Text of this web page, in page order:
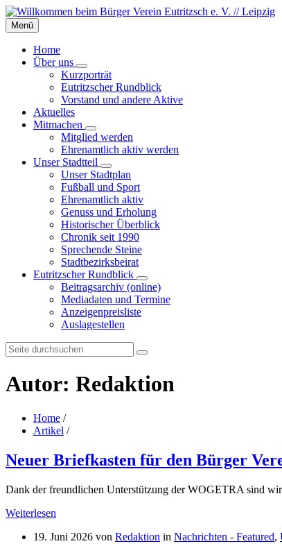
Skip
to
content
Skip
to
left
sidebar
Skip
to
footer
Menü
Home
Über uns
Kurzporträt
Eutritzscher Rundblick
Vorstand und andere Aktive
Aktuelles
Mitmachen
Mitglied werden
Ehrenamtlich aktiv werden
Unser Stadtteil
Unser Stadtplan
Fußball und Sport
Ehrenamtlich aktiv
Genuss und Erholung
Historischer Überblick
Chronik seit 1990
Sprechende Steine
Stadtbezirksbeirat
Eutritzscher Rundblick
Beitragsarchiv (online)
Mediadaten und Termine
Anzeigenpreisliste
Auslagestellen
Search:
Autor: Redaktion
Home /
Artikel /
Neuer Briefkasten für den Bürger
Dank der freundlichen Unterstützung der WOGETRA sind
Weiterlesen
19. Juni 2026 von Redaktion in Nachrichten - Featured,